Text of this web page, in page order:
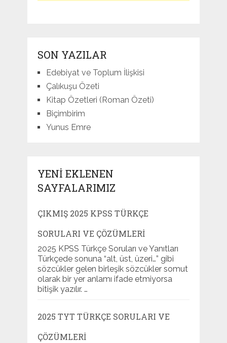
SON YAZILAR
Edebiyat ve Toplum İlişkisi
Çalıkuşu Özeti
Kitap Özetleri (Roman Özeti)
Biçimbirim
Yunus Emre
YENI EKLENEN
SAYFALARIMIZ
ÇIKMIŞ 2025 KPSS TÜRKÇE
SORULARI VE ÇÖZÜMLERI
2025 KPSS Türkçe Soruları ve Yanıtları
Türkçede sonuna “alt, üst, üzeri…” gibi
sözcükler gelen birleşik sözcükler somut
olarak bir yer anlamı ifade etmiyorsa
bitişik yazılır. …
2025 TYT TÜRKÇE SORULARI VE
ÇÖZÜMLERI